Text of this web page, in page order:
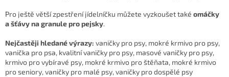
Pro ještě větší zpestření jídelníčku můžete vyzkoušet také omáčky
a šťávy na granule pro pejsky.
Nejčastěji hledané výrazy: vaničky pro psy, mokré krmivo pro psy,
vanička pro psa, kvalitní vaničky pro psy, masové vaničky pro psy,
krmivo pro vybíravé psy, mokré krmivo pro štěňata, mokré krmivo
pro seniory, vaničky pro malé psy, vaničky pro dospělé psy